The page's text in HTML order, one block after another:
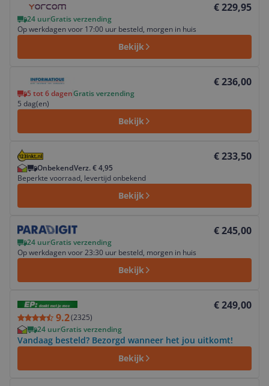
€ 229,95
24 uurGratis verzending
Op werkdagen voor 17:00 uur besteld, morgen in huis
Bekijk
€ 236,00
5 tot 6 dagenGratis verzending
5 dag(en)
Bekijk
€ 233,50
OnbekendVerz. € 4,95
Beperkte voorraad, levertijd onbekend
Bekijk
Bekijk product
€ 245,00
24 uurGratis verzending
Op werkdagen voor 23:30 uur besteld, morgen in huis
Bekijk
Bekijk product
9.2(2325)
€ 249,00
24 uurGratis verzending
Vandaag besteld? Bezorgd wanneer het jou uitkomt!
Bekijk